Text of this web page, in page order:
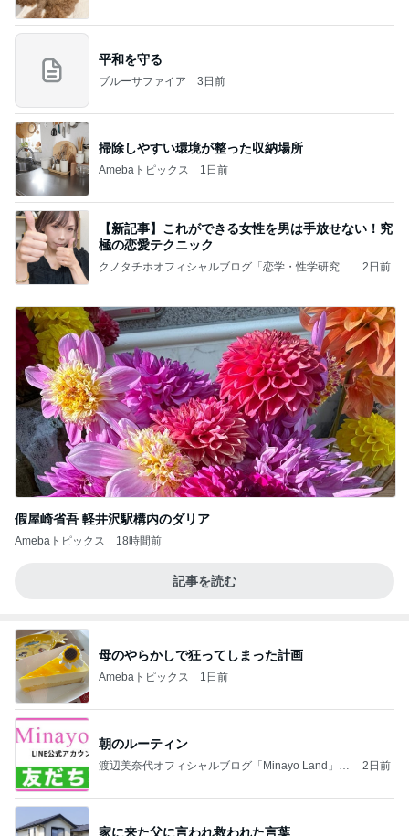
平和を守る
ブルーサファイア 3日前
掃除しやすい環境が整った収納場所
Amebaトピックス 1日前
【新記事】これができる女性を男は手放せない！究
極の恋愛テクニック
クノタチホオフィシャルブログ「恋学・性学研究
2日前
假屋崎省吾 軽井沢駅構内のダリア
Amebaトピックス 18時間前
記事を読む
母のやらかしで狂ってしまった計画
Amebaトピックス 1日前
朝のルーティン
渡辺美奈代オフィシャルブログ「Minayo Land」P
2日前
家に来た父に言われ救われた言葉